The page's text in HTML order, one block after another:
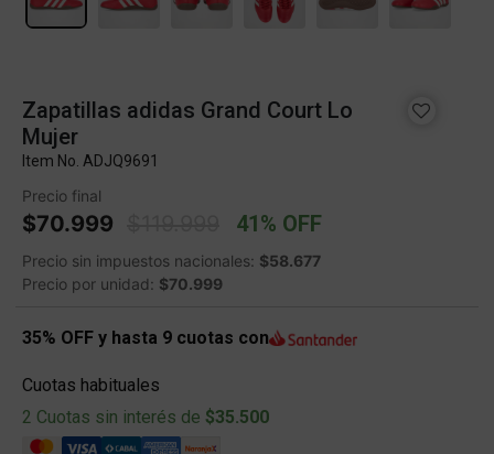
Zapatillas adidas Grand Court Lo
Mujer
Item No. ADJQ9691
Precio final
$70.999 Price reduced from
41% OFF
Precio sin impuestos nacionales: $58.677
Precio por unidad: $70.999
35% OFF y hasta 9 cuotas con
Cuotas habituales
2 Cuotas sin interés de $35.500